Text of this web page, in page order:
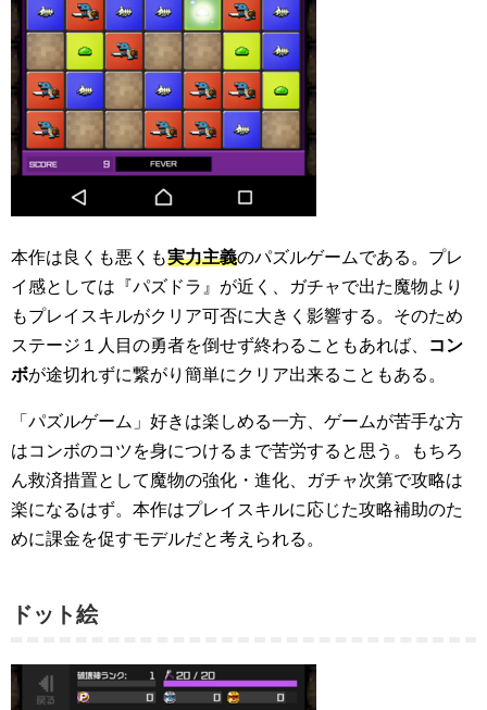
本作は良くも悪くも実力主義のパズルゲームである。プレ
イ感としては『パズドラ』が近く、ガチャで出た魔物より
もプレイスキルがクリア可否に大きく影響する。そのため
ステージ１人目の勇者を倒せず終わることもあれば、
コン
ボが途切れずに繋がり簡単にクリア出来ることもある。
「パズルゲーム」好きは楽しめる一方、ゲームが苦手な方
はコンボのコツを身につけるまで苦労すると思う。もちろ
ん救済措置として魔物の強化・進化、ガチャ次第で攻略は
楽になるはず。本作はプレイスキルに応じた攻略補助のた
めに課金を促すモデルだと考えられる。
ドット絵